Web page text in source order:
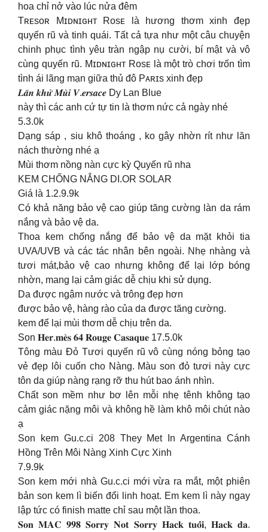
hoa chỉ nở vào lúc nửa đêm
Tʀᴇsᴏʀ Mɪᴅɴɪɢʜᴛ Rᴏsᴇ là hương thơm xinh đẹp
quyến rũ và tinh quái. Tất cả tựa như một câu chuyện
chinh phục tình yêu tràn ngập nụ cười, bí mật và vô
cùng quyến rũ. Mɪᴅɴɪɢʜᴛ Rᴏsᴇ là một trò chơi trốn tìm
tình ái lãng mạn giữa thủ đô Pᴀʀɪs xinh đẹp
𝑳𝒂̆𝒏 𝒌𝒉𝒖̛̉ 𝑴𝒖̀𝒊 𝑽.𝒆𝒓𝒔𝒂𝒄𝒆 Dy Lan Blue
này thì các anh cứ tự tin là thơm nức cả ngày nhé
5.3.0k
Dạng sáp , siu khô thoáng , ko gây nhờn rít như lăn
nách thường nhé ạ
Mùi thơm nồng nàn cực kỳ Quyến rũ nha
KEM CHỐNG NẮNG DI.OR SOLAR
Giá là 1.2.9.9k
Có khả năng bảo vệ cao giúp tăng cường làn da rám
nắng và bảo vệ da.
Thoa kem chống nắng để bảo vệ da mặt khỏi tia
UVA/UVB và các tác nhân bên ngoài. Nhẹ nhàng và
tươi mát,bảo vệ cao nhưng không để lại lớp bóng
nhờn, mang lại cảm giác dễ chịu khi sử dụng.
Da được ngậm nước và trông đẹp hơn
được bảo vệ, hàng rào của da được tăng cường.
kem để lại mùi thơm dễ chịu trên da.
Son 𝐇𝐞𝐫.𝐦𝐞̀𝐬 𝟔𝟒 𝐑𝐨𝐮𝐠𝐞 𝐂𝐚𝐬𝐚𝐪𝐮𝐞 17.5.0k
Tông màu Đỏ Tươi quyến rũ vô cùng nóng bỏng tạo
vẻ đẹp lôi cuốn cho Nàng. Màu son đỏ tươi này cực
tôn da giúp nàng rạng rỡ thu hút bao ánh nhìn.
Chất son mềm như bơ lên mỗi nhẹ tênh không tạo
cảm giác nặng môi và không hề làm khô môi chút nào
ạ
Son kem Gu.c.ci 208 They Met In Argentina Cánh
Hồng Trên Môi Nàng Xinh Cực Xinh
7.9.9k
Son kem mới nhà Gu.c.ci mới vừa ra mắt, một phiên
bản son kem lì biến đổi linh hoạt. Em kem lì này ngay
lập tức có finish matte chỉ sau một lần thoa.
𝐒𝐨𝐧 𝐌𝐀𝐂 𝟗𝟗𝟖 𝐒𝐨𝐫𝐫𝐲 𝐍𝐨𝐭 𝐒𝐨𝐫𝐫𝐲 𝐇𝐚𝐜𝐤 𝐭𝐮𝐨̂̉𝐢, 𝐇𝐚𝐜𝐤 𝐝𝐚.